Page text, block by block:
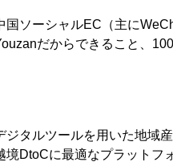
国ソーシャルEC（主に
だからできること、
ジタルツールを用いた地域
境DtoCに最適なプラットフ